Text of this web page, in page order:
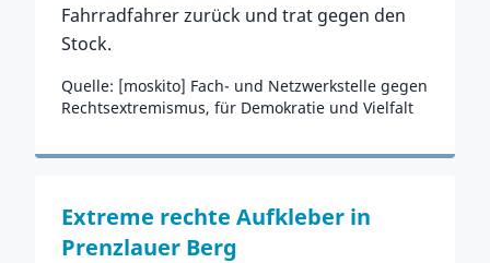
Fahrradfahrer zurück und trat gegen den
Stock.
Quelle: [moskito] Fach- und Netzwerkstelle gegen
Rechtsextremismus, für Demokratie und Vielfalt
Zum Vorfall
Extreme rechte Aufkleber in
Prenzlauer Berg